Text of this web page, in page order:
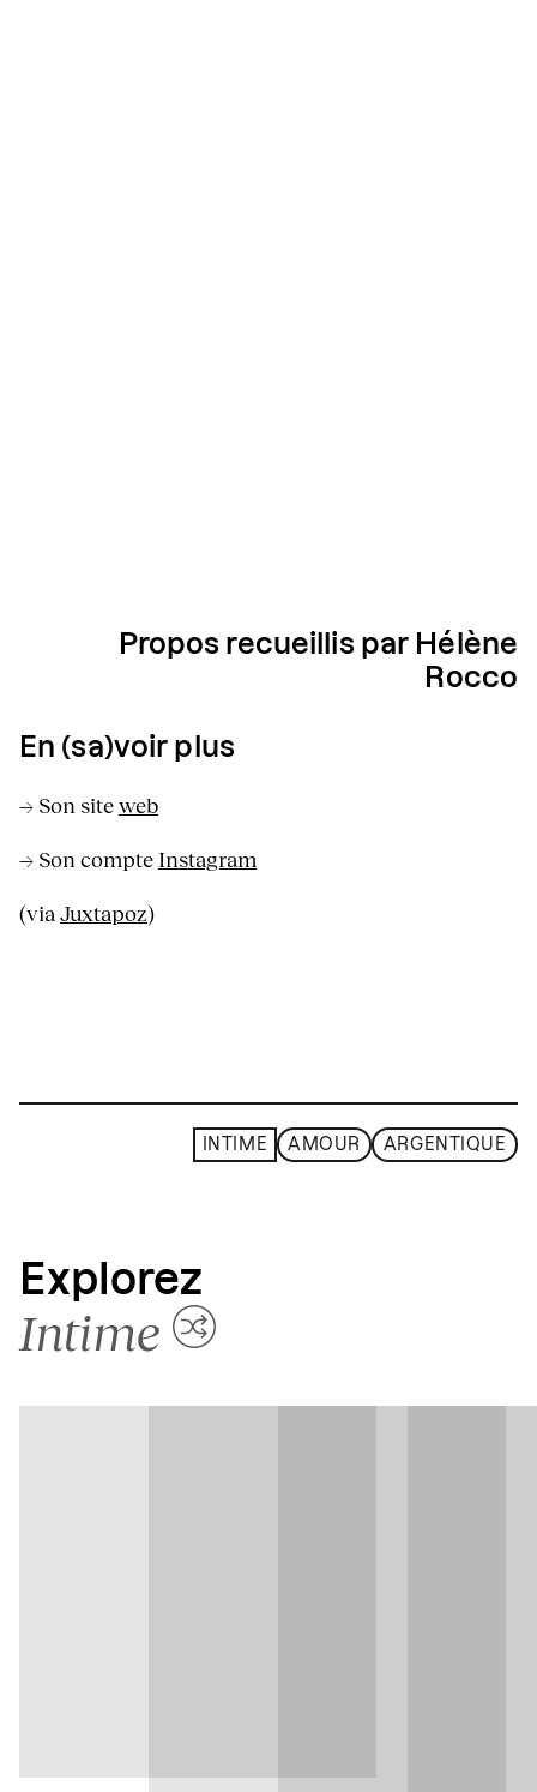
Propos recueillis par Hélène
Rocco
En (sa)voir plus
→ Son siteweb
→ Son compte Instagram
(via Juxtapoz)
INTIME AMOUR ARGENTIQUE
Explorez
Intime